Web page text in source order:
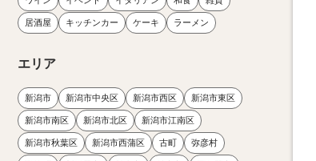
居酒屋 キッチンカー ケーキ ラーメン
エリア
新潟市 新潟市中央区 新潟市西区 新潟市東区
新潟市南区 新潟市北区 新潟市江南区
新潟市秋葉区 新潟市西蒲区 古町 弥彦村